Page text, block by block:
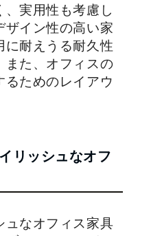
、実用性も考慮し
ザイン性の高い家
に耐えうる耐久性
また、オフィスの
るためのレイアウ
リッシュなオフ
ュなオフィス家具